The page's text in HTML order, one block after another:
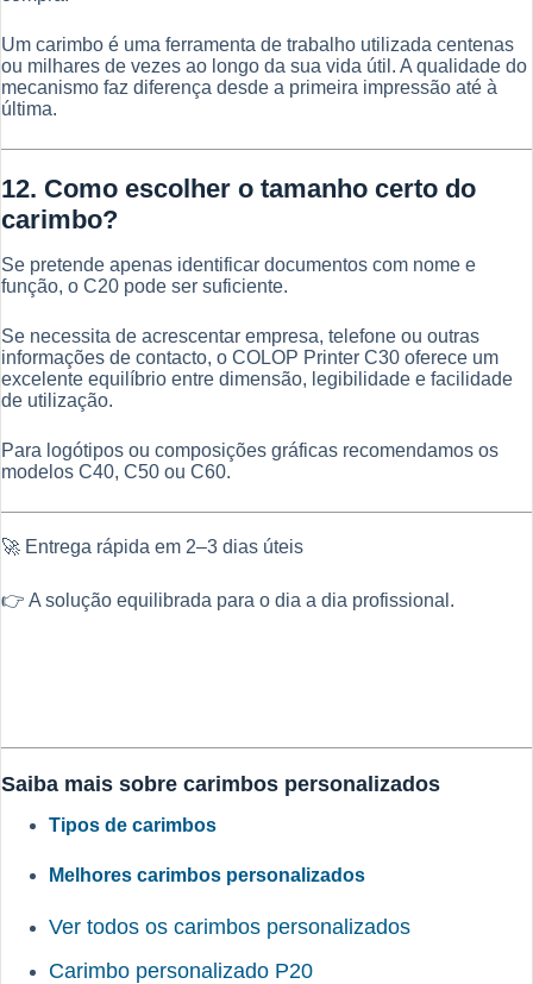
Um carimbo é uma ferramenta de trabalho utilizada centenas
ou milhares de vezes ao longo da sua vida útil. A qualidade do
mecanismo faz diferença desde a primeira impressão até à
última.
12. Como escolher o tamanho certo do
carimbo?
Se pretende apenas identificar documentos com nome e
função, o C20 pode ser suficiente.
Se necessita de acrescentar empresa, telefone ou outras
informações de contacto, o COLOP Printer C30 oferece um
excelente equilíbrio entre dimensão, legibilidade e facilidade
de utilização.
Para logótipos ou composições gráficas recomendamos os
modelos C40, C50 ou C60.
🚀 Entrega rápida em 2–3 dias úteis
👉 A solução equilibrada para o dia a dia profissional.
Saiba mais sobre carimbos personalizados
Tipos de carimbos
Melhores carimbos personalizados
Ver todos os carimbos personalizados
Carimbo personalizado P20